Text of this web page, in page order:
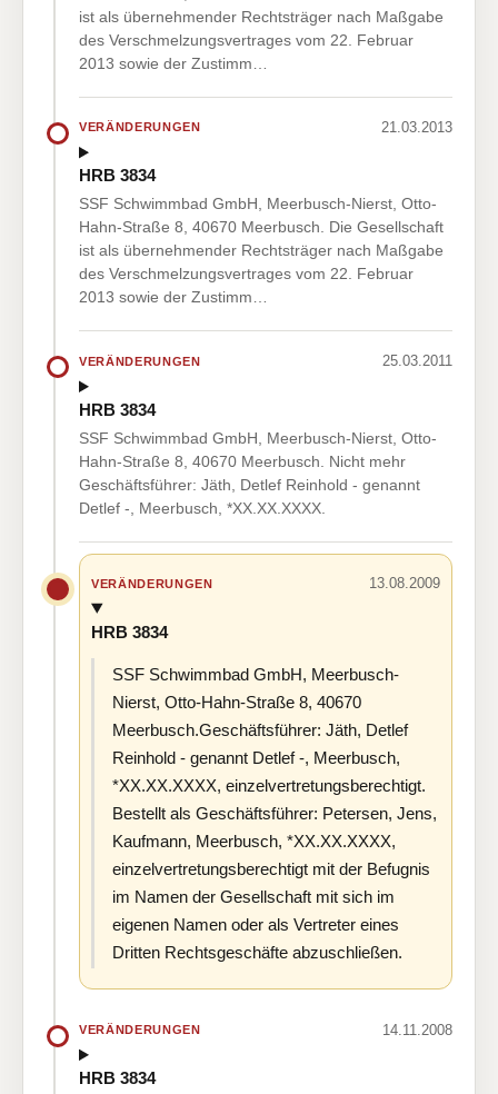
ist als übernehmender Rechtsträger nach Maßgabe
des Verschmelzungsvertrages vom 22. Februar
2013 sowie der Zustimm…
VERÄNDERUNGEN 21.03.2013
HRB 3834
SSF Schwimmbad GmbH, Meerbusch-Nierst, Otto-
Hahn-Straße 8, 40670 Meerbusch. Die Gesellschaft
ist als übernehmender Rechtsträger nach Maßgabe
des Verschmelzungsvertrages vom 22. Februar
2013 sowie der Zustimm…
VERÄNDERUNGEN 25.03.2011
HRB 3834
SSF Schwimmbad GmbH, Meerbusch-Nierst, Otto-
Hahn-Straße 8, 40670 Meerbusch. Nicht mehr
Geschäftsführer: Jäth, Detlef Reinhold - genannt
Detlef -, Meerbusch, *XX.XX.XXXX.
VERÄNDERUNGEN 13.08.2009
HRB 3834
SSF Schwimmbad GmbH, Meerbusch-
Nierst, Otto-Hahn-Straße 8, 40670
Meerbusch.Geschäftsführer: Jäth, Detlef
Reinhold - genannt Detlef -, Meerbusch,
*XX.XX.XXXX, einzelvertretungsberechtigt.
Bestellt als Geschäftsführer: Petersen, Jens,
Kaufmann, Meerbusch, *XX.XX.XXXX,
einzelvertretungsberechtigt mit der Befugnis
im Namen der Gesellschaft mit sich im
eigenen Namen oder als Vertreter eines
Dritten Rechtsgeschäfte abzuschließen.
VERÄNDERUNGEN 14.11.2008
HRB 3834